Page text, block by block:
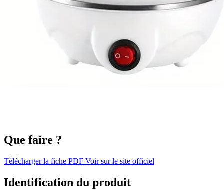
Que faire ?
Télécharger la fiche PDF Voir sur le site officiel
Identification du produit